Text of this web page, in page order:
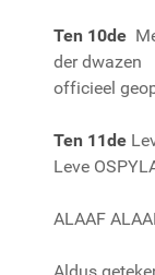
Ten 10de
der dwazen
officieel
Ten 11de
Leve
ALAAF
Aldus